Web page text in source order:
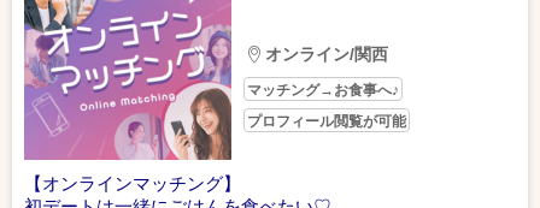
オンライン/関西
マッチング→お食事へ♪
プロフィール閲覧が可能
【オンラインマッチング】